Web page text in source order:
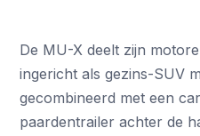
De MU-X deelt zijn
ingericht als gezins-SUV
gecombineerd met een
paardentrailer achter de